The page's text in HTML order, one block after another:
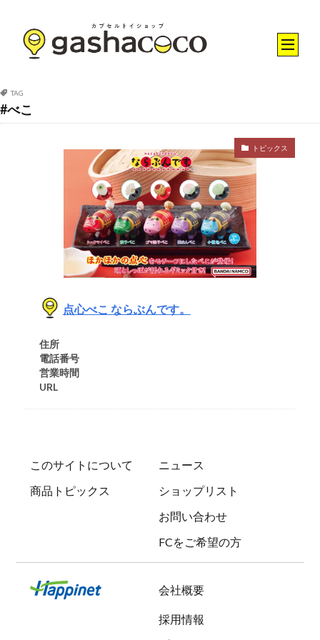
TAG
#べこ
トピックス
点心べこ ならぶんです。
住所
電話番号
営業時間
URL
このサイトについて
ニュース
商品トピックス
ショップリスト
お問い合わせ
FCをご希望の方
会社概要
採用情報